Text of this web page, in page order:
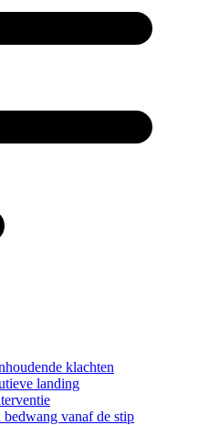
klachten
landing
vanaf de stip